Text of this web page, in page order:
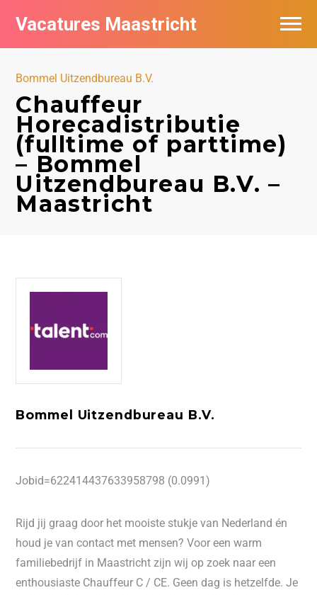
Vacatures Maastricht
Bommel Uitzendbureau B.V.
Chauffeur
Horecadistributie
(fulltime of parttime)
– Bommel
Uitzendbureau B.V. –
Maastricht
Bommel Uitzendbureau B.V.
Jobid=622414437633958798 (0.0991)
Rijd jij graag door het mooiste stukje van Nederland én
houd je van contact met mensen? Voor een warm
familiebedrijf in Maastricht zijn wij op zoek naar een
enthousiaste Chauffeur C / CE. Geen dag is hetzelfde. Je
Vacatures per bedrijf in Maastricht